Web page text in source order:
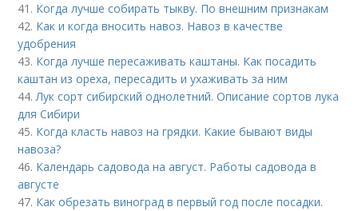
41. Когда лучше собирать тыкву. По внешним признакам
42. Как и когда вносить навоз. Навоз в качестве
удобрения
43. Когда лучше пересаживать каштаны. Как посадить
каштан из ореха, пересадить и ухаживать за ним
44.Лук сорт сибирский однолетний. Описание сортов лука
для Сибири
45. Когда класть навоз на грядки. Какие бывают виды
навоза?
46. Календарь садовода на август. Работы садовода в
августе
47. Как обрезать виноград в первый год после посадки.